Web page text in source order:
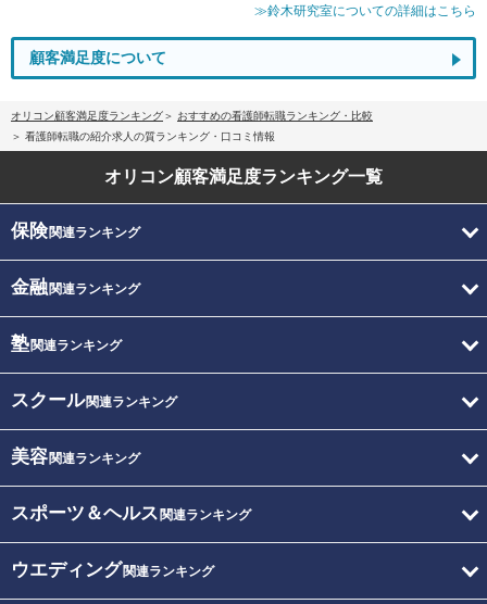
≫鈴木研究室についての詳細はこちら
顧客満足度について
オリコン顧客満足度ランキング
おすすめの看護師転職ランキング・比較
看護師転職の紹介求人の質ランキング・口コミ情報
オリコン顧客満足度ランキング一覧
保険関連ランキング
金融関連ランキング
塾関連ランキング
スクール関連ランキング
美容関連ランキング
スポーツ＆ヘルス 関連ランキング
ウエディング関連ランキング